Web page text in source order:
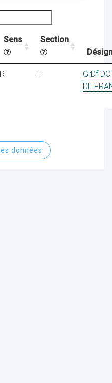
Sens
Section
R F
GrDf
DE
données